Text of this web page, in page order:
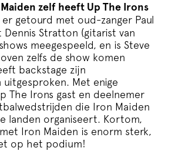
zelf heeft Up The Irons
er getourd met oud-zanger Paul
Dennis Stratton (gitarist van
meegespeeld, en is Steve
zelfs de show komen
backstage zijn
Met enige
The Irons gast en deelnemer
die Iron Maiden
landen organiseert. Kortom,
Iron Maiden is enorm sterk,
op het podium!